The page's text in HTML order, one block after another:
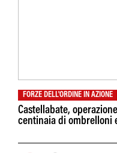
FORZE DELL'ORDINE IN AZIONE
Castellabate,
centinaia di ombrelloni